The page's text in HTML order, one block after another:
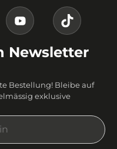
Newsletter
Bestellung! Bleibe auf
exklusive